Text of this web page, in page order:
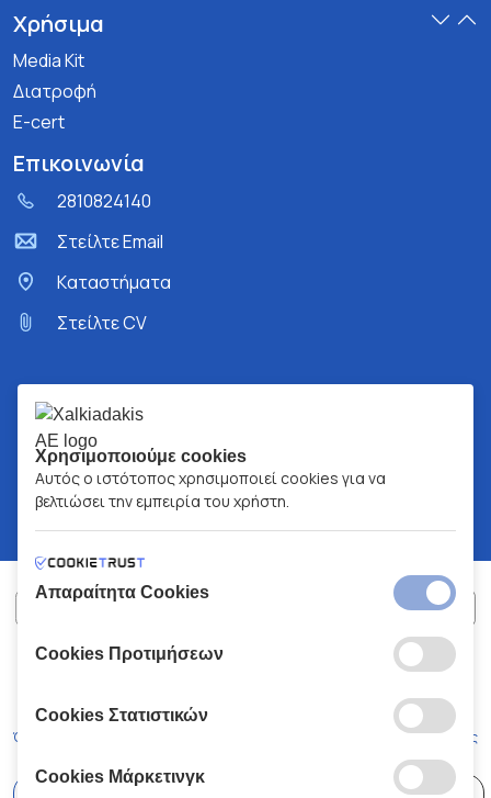
Χρήσιμα
Media Kit
Διατροφή
E-cert
Επικοινωνία
2810824140
Στείλτε Email
Kαταστήματα
Στείλτε CV
ΧΑΛΚΙΑΔΑΚΗΣ Α.Ε.
Όροι και Προϋποθέσεις Κώδικας Δεοντολογίας
Χρησιμοποιούμε cookies
Αυτός ο ιστότοπος χρησιμοποιεί cookies για να
βελτιώσει την εμπειρία του χρήστη.
Απαραίτητα Cookies
Cookies Προτιμήσεων
Cookies Στατιστικών
Cookies Μάρκετινγκ